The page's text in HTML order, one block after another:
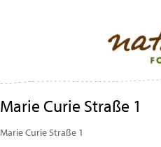
Marie Curie Straße 1
Marie Curie Straße 1